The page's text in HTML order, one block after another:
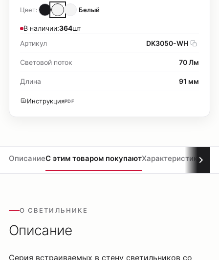
Цвет: Белый
В наличии:364шт
Артикул
DK3050-WH
Световой поток 70 Лм
Длина 91 мм
ИнструкцияPDF
ОписаниеС этим товаром покупаютХарактеристики
О СВЕТИЛЬНИКЕ
Описание
Серия встраиваемых в стену светильников со